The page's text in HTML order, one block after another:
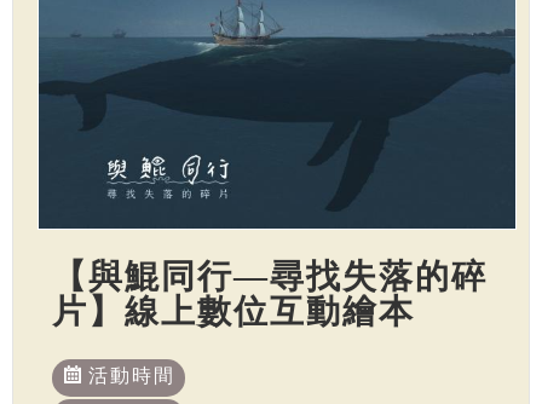
【與鯤同行—尋找失落的碎
片】線上數位互動繪本
活動時間